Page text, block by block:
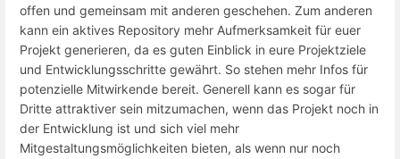
offen und gemeinsam mit anderen geschehen. Zum anderen
kann ein aktives Repository mehr Aufmerksamkeit für euer
Projekt generieren, da es guten Einblick in eure Projektziele
und Entwicklungsschritte gewährt. So stehen mehr Infos für
potenzielle Mitwirkende bereit. Generell kann es sogar für
Dritte attraktiver sein mitzumachen, wenn das Projekt noch in
der Entwicklung ist und sich viel mehr
Mitgestaltungsmöglichkeiten bieten, als wenn nur noch